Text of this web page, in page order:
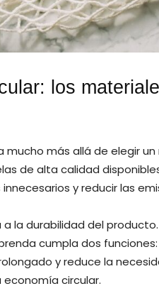
los
más allá de elegir
de alta calidad
y reducir las
la durabilidad del
cumpla dos
y reduce la
circular.